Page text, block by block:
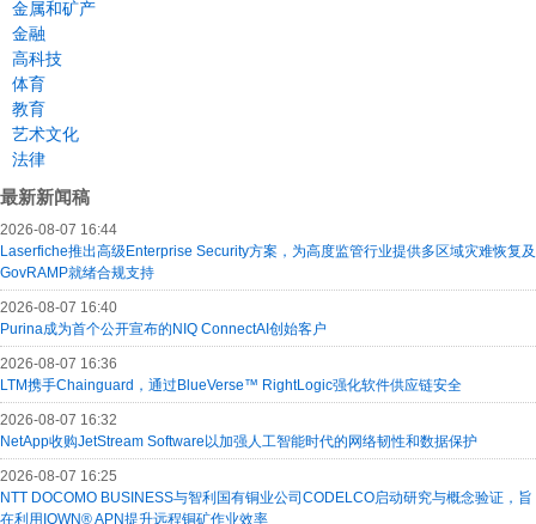
金属和矿产
金融
高科技
体育
教育
艺术文化
法律
最新新闻稿
2026-08-07 16:44
Laserfiche推出高级Enterprise Security方案，为高度监管行业提供多区域灾难恢复及
GovRAMP就绪合规支持
2026-08-07 16:40
Purina成为首个公开宣布的NIQ ConnectAI创始客户
2026-08-07 16:36
LTM携手Chainguard，通过BlueVerse™ RightLogic强化软件供应链安全
2026-08-07 16:32
NetApp收购JetStream Software以加强人工智能时代的网络韧性和数据保护
2026-08-07 16:25
NTT DOCOMO BUSINESS与智利国有铜业公司CODELCO启动研究与概念验证，旨
在利用IOWN® APN提升远程铜矿作业效率